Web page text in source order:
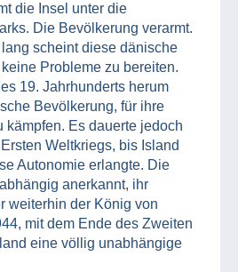
die Insel unter die
Die Bevölkerung verarmt.
scheint diese dänische
Probleme zu bereiten.
19. Jahrhunderts herum
Bevölkerung, für ihre
kämpfen. Es dauerte jedoch
Weltkriegs, bis Island
Autonomie erlangte. Die
anerkannt, ihr
weiterhin der König von
mit dem Ende des Zweiten
eine völlig unabhängige